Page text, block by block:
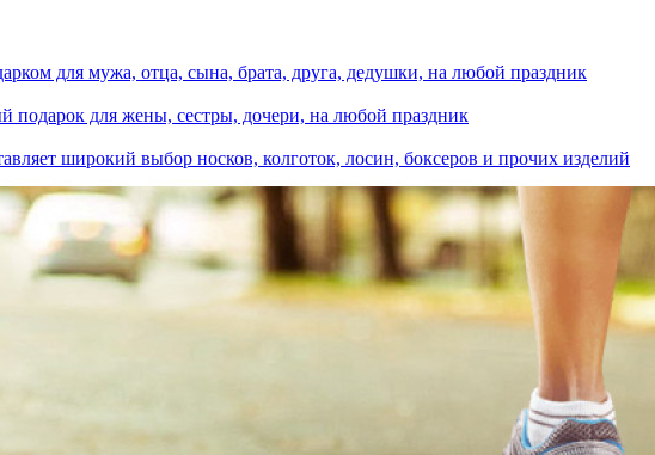
для мужа, отца, сына, брата, друга, дедушки, на любой праздник
подарок для жены, сестры, дочери, на любой праздник
широкий выбор носков, колготок, лосин, боксеров и прочих изделий